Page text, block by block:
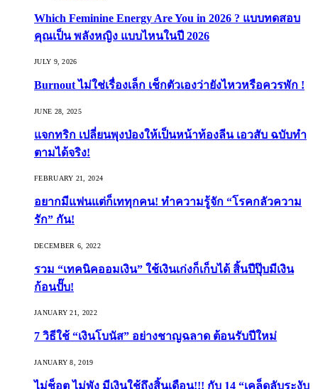
Which Feminine Energy Are You in 2026 ? แบบทดสอบ
คุณเป็น พลังหญิง แบบไหนในปี 2026
JULY 9, 2026
Burnout ไม่ใช่เรื่องเล็ก เช็กตัวเองว่ายังไหวหรือควรพัก !
JUNE 28, 2025
แจกทริก เปลี่ยนพุงป่องให้เป็นหน้าท้องลีน เอวสับ ฉบับทำ
ตามได้จริง!
FEBRUARY 21, 2024
อยากมีแฟนแต่ก็เททุกคน! ทำความรู้จัก “โรคกลัวความ
รัก” กัน!
DECEMBER 6, 2022
รวม “เทคนิคออมเงิน” ใช้เงินเก่งก็เก็บได้ สิ้นปีปุ๊บมีเงิน
ก้อนปั๊บ!
JANUARY 21, 2022
7 วิธีใช้ “เงินโบนัส” อย่างชาญฉลาด ต้อนรับปีใหม่
JANUARY 8, 2019
ไม่ช็อต ไม่พัง มีเงินใช้ถึงสิ้นเดือน!!! กับ 14 “เคล็ดลับระงับ